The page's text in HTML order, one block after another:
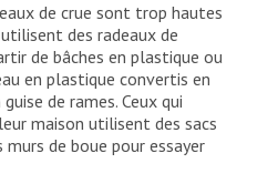
de crue sont trop hautes
des radeaux de
de bâches en plastique ou
en plastique convertis en
de rames. Ceux qui
maison utilisent des sacs
de boue pour essayer